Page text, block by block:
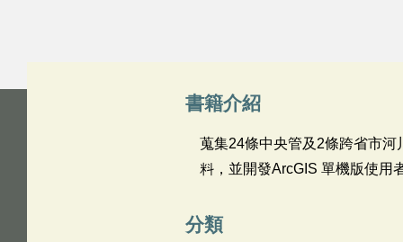
書籍介紹
蒐集24條中央管及2條跨省市
料，並開發ArcGIS 單機版使用
分類